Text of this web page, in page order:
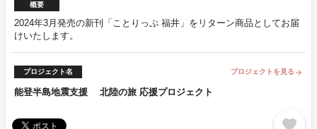
概要
2024年3月発売の新刊「ことりっぷ 福井」をリターン商品としてお届
けいたします。
プロジェクト名 プロジェクトを見る arrow_forward
能登半島地震支援 北陸の旅 応援プロジェクト
favorite